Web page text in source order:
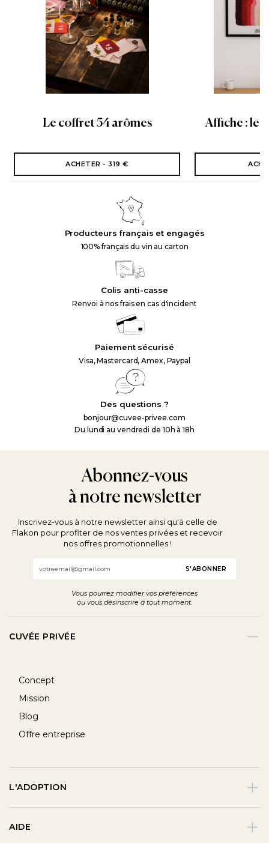
Le coffret 54 arômes
ACHETER - 319 €
Affiche : les
Producteurs français et engagés
100% français du vin au carton
Colis anti-casse
Renvoi à nos frais en cas d'incident
Paiement sécurisé
Visa, Mastercard, Amex, Paypal
Des questions ?
bonjour@cuvee-privee.com
Du lundi au vendredi de 10h à 18h
Abonnez-vous
à notre newsletter
Inscrivez-vous à notre newsletter ainsi qu'à celle de
Flakon pour profiter de nos ventes privées et recevoir
nos offres promotionnelles !
Email
Vous pourrez modifier vos préférences
ou vous désinscrire à tout moment.
CUVÉE PRIVÉE
Concept
Mission
Blog
Offre entreprise
L'ADOPTION
AIDE